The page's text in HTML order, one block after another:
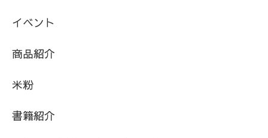
イベント
商品紹介
米粉
書籍紹介